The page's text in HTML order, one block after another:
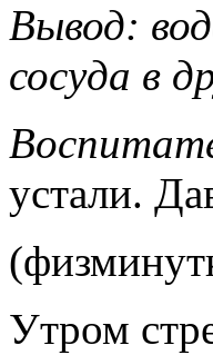
Вывод:
сосуда в
устали.
Утром